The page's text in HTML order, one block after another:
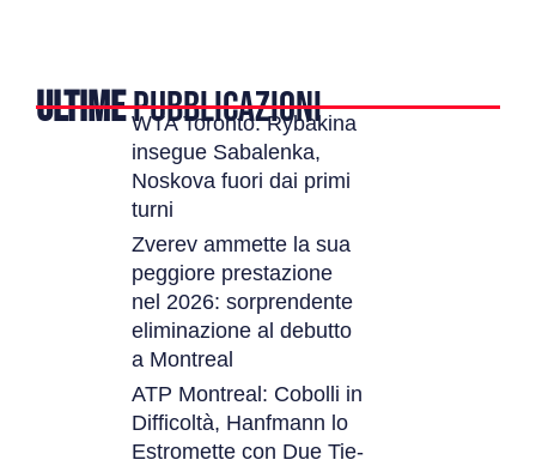
ULTIMEPUBBLICAZIONI
WTA Toronto: Rybakina
insegue Sabalenka,
Noskova fuori dai primi
turni
Zverev ammette la sua
peggiore prestazione
nel 2026: sorprendente
eliminazione al debutto
a Montreal
ATP Montreal: Cobolli in
Difficoltà, Hanfmann lo
Estromette con Due Tie-